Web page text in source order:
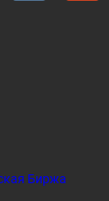
Биржа